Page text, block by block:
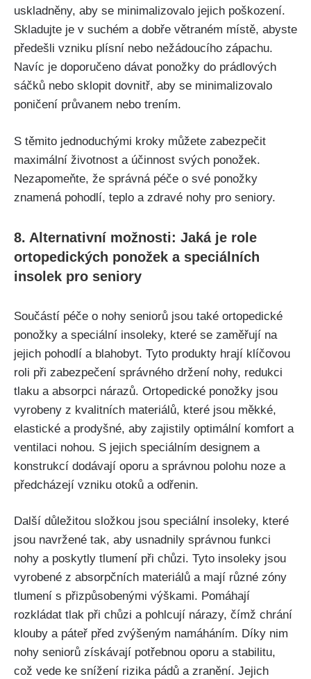
uskladněny, aby se minimalizovalo jejich poškození.
Skladujte je v suchém a dobře větraném místě, abyste
předešli vzniku plísní nebo nežádoucího zápachu.
Navíc je doporučeno dávat ponožky do prádlových
sáčků nebo sklopit dovnitř, aby se minimalizovalo
poničení průvanem nebo trením.
S těmito jednoduchými kroky můžete zabezpečit
maximální životnost a účinnost svých ponožek.
Nezapomeňte, že správná péče o své ponožky
znamená pohodlí, teplo a zdravé nohy pro seniory.
8. Alternativní možnosti: Jaká je role
ortopedických ponožek a speciálních
insolek pro seniory
Součástí péče o nohy seniorů jsou také ortopedické
ponožky a speciální insoleky, které se zaměřují na
jejich pohodlí a blahobyt. Tyto produkty hrají klíčovou
roli při zabezpečení správného držení nohy, redukci
tlaku a absorpci nárazů. Ortopedické ponožky jsou
vyrobeny z kvalitních materiálů, které jsou měkké,
elastické a prodyšné, aby zajistily optimální komfort a
ventilaci nohou. S jejich speciálním designem a
konstrukcí dodávají oporu a správnou polohu noze a
předcházejí vzniku otoků a odřenin.
Další důležitou složkou jsou speciální insoleky, které
jsou navržené tak, aby usnadnily správnou funkci
nohy a poskytly tlumení při chůzi. Tyto insoleky jsou
vyrobené z absorpčních materiálů a mají různé zóny
tlumení s přizpůsobenými výškami. Pomáhají
rozkládat tlak při chůzi a pohlcují nárazy, čímž chrání
klouby a páteř před zvýšeným namáháním. Díky nim
nohy seniorů získávají potřebnou oporu a stabilitu,
což vede ke snížení rizika pádů a zranění. Jejich